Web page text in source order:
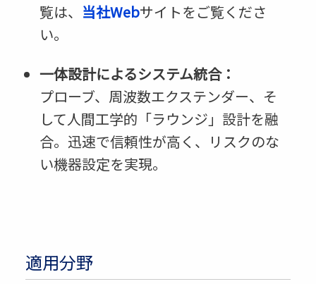
覧は、 当社Webサイトをご覧くださ
い。
一体設計によるシステム統合：
プローブ、周波数エクステンダー、そ
して人間工学的「ラウンジ」設計を融
合。迅速で信頼性が高く、リスクのな
い機器設定を実現。
適用分野